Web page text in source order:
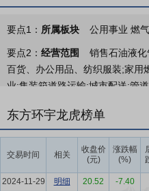
要点1： 所属板块 公用事业 燃
要点2： 经营范围
销售石油液
百货、办公用品、纺织服装;家用
业;集装箱道路运输;城市配送;管
服务商，主要从事城镇燃气的
区域为昌吉市行政区域范围（包
要点4：天然气行业
总体来看
东方环宇龙虎榜单
交易时间 相关
收盘价
(元)
涨跌幅
(%)
2024-11-29
明细 20.52 -7.40